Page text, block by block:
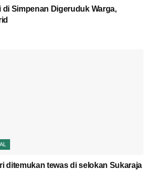
di Simpenan Digeruduk Warga,
ditemukan tewas di selokan Sukaraja